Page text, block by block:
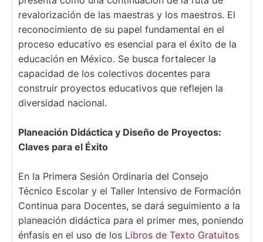
revalorización de las maestras y los maestros. El
reconocimiento de su papel fundamental en el
proceso educativo es esencial para el éxito de la
educación en México. Se busca fortalecer la
capacidad de los colectivos docentes para
construir proyectos educativos que reflejen la
diversidad nacional.
Planeación Didáctica y Diseño de Proyectos:
Claves para el Éxito
En la Primera Sesión Ordinaria del Consejo
Técnico Escolar y el Taller Intensivo de Formación
Continua para Docentes, se dará seguimiento a la
planeación didáctica para el primer mes, poniendo
énfasis en el uso de los Libros de Texto Gratuitos